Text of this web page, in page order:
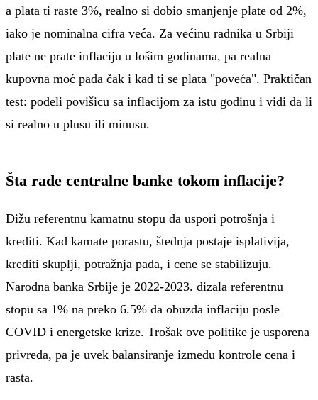
a plata ti raste 3%, realno si dobio smanjenje plate od 2%,
iako je nominalna cifra veća. Za većinu radnika u Srbiji
plate ne prate inflaciju u lošim godinama, pa realna
kupovna moć pada čak i kad ti se plata "poveća". Praktičan
test: podeli povišicu sa inflacijom za istu godinu i vidi da li
si realno u plusu ili minusu.
Šta rade centralne banke tokom inflacije?
Dižu referentnu kamatnu stopu da uspori potrošnja i
krediti. Kad kamate porastu, štednja postaje isplativija,
krediti skuplji, potražnja pada, i cene se stabilizuju.
Narodna banka Srbije je 2022-2023. dizala referentnu
stopu sa 1% na preko 6.5% da obuzda inflaciju posle
COVID i energetske krize. Trošak ove politike je usporena
privreda, pa je uvek balansiranje između kontrole cena i
rasta.